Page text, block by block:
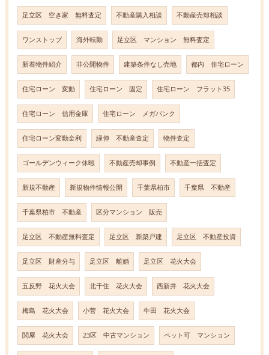
足立区 空き家 無料査定 不動産購入相談 不動産売却相談
ワンストップ 海外転勤 足立区 マンション 無料査定
新着物件紹介 非公開物件 建築条件なし売地 都内 住宅ローン
住宅ローン 変動 住宅ローン 固定 住宅ローン フラット35
住宅ローン 信用金庫 住宅ローン メガバンク
住宅ローン変動金利 緑伸 不動産査定 物件査定
ゴールデンウィーク休暇 不動産売却事例 不動産一括査定
新規不動産 新規物件情報公開 千葉県柏市 千葉県 不動産
千葉県柏市 不動産 区分マンション 販売
足立区 不動産無料査定 足立区 新築戸建 足立区 不動産投資
足立区 財産分与 足立区 離婚 足立区 花火大会
五反野 花火大会 北千住 花火大会 西新井 花火大会
梅島 花火大会 小菅 花火大会 牛田 花火大会
関屋 花火大会 23区 中古マンション ペット可 マンション